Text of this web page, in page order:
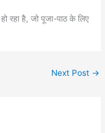
हो रहा है, जो पूजा-पाठ के लिए
Next Post →